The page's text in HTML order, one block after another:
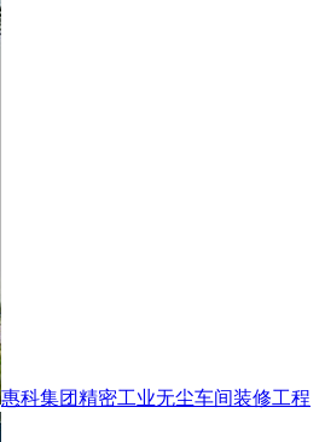
惠科集团精密工业无尘车间装修工程